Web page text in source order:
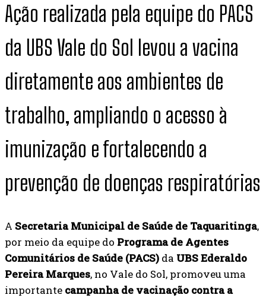
Ação realizada pela equipe do PACS
da UBS Vale do Sol levou a vacina
diretamente aos ambientes de
trabalho, ampliando o acesso à
imunização e fortalecendo a
prevenção de doenças respiratórias
A Secretaria Municipal de Saúde de Taquaritinga,
por meio da equipe do Programa de Agentes
Comunitários de Saúde (PACS) da UBS Ederaldo
Pereira Marques, no Vale do Sol, promoveu uma
importante campanha de vacinação contra a